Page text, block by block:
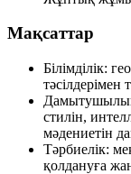
Мақсаттар
Білімділік:
тәсілдерімен
стилін,
мәдениетін
Тәрбиелік:
қолдануға